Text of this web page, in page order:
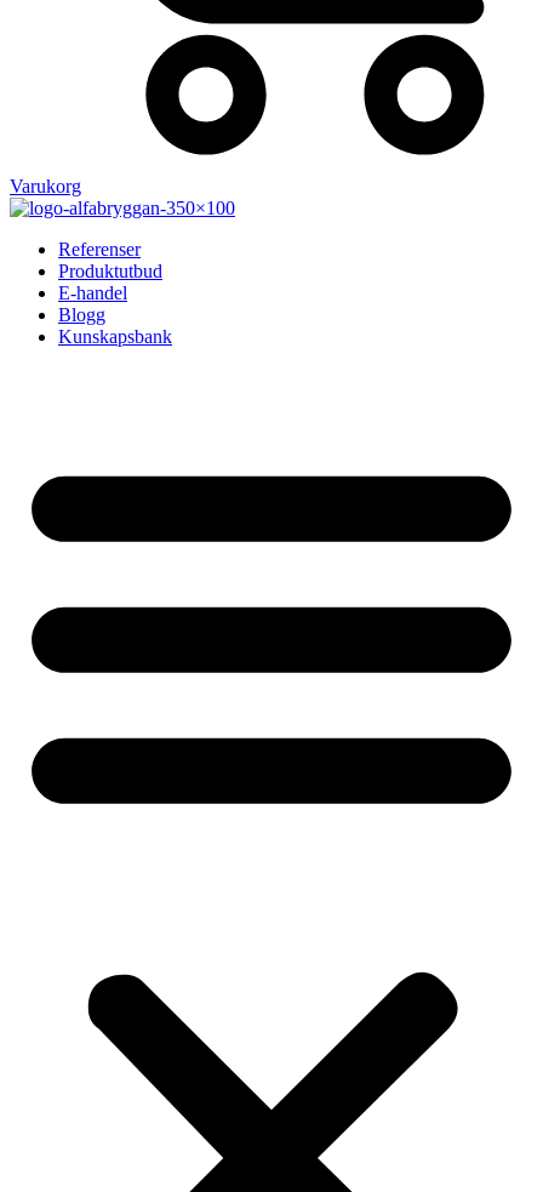
Varukorg
Referenser
Produktutbud
E-handel
Blogg
Kunskapsbank